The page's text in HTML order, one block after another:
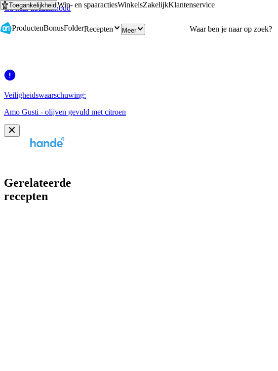
Ga naar hoofdinhoud
Ga naar zoeken
ToegankelijkheidWin- en spaaractiesWinkelsZakelijkKlantenservice
ProductenBonusFolderRecepten Meer
Veiligheidswaarschuwing:
Amo Gusti - olijven gevuld met citroen
Gerelateerde
recepten